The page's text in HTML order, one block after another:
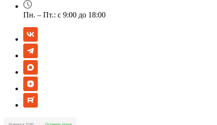
Пн. – Пт.: с 9:00 до 18:00